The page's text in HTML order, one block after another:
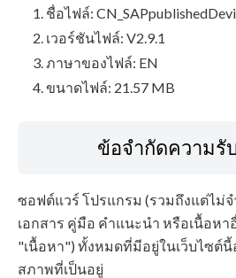
ชื่อไฟล์:
เวอร์ชันไฟล์: V2.9.1
ภาษาของไฟล์: EN
ขนาดไฟล์: 21.57 MB
ข้อจำกัดความรั
ซอฟต์แวร์ โปรแกรม (รวมถึงแต่ไม่จ
เอกสาร คู่มือ คำแนะนำ หรือเนื้อหา
"เนื้อหา") ทั้งหมดที่มีอยู่ในเว็บไซต์
สภาพที่เป็นอยู่